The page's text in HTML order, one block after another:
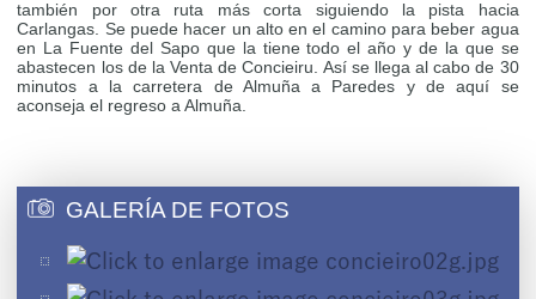
también por otra ruta más corta siguiendo la pista hacia
Carlangas. Se puede hacer un alto en el camino para beber agua
en La Fuente del Sapo que la tiene todo el año y de la que se
abastecen los de la Venta de Concieiru. Así se llega al cabo de 30
minutos a la carretera de Almuña a Paredes y de aquí se
aconseja el regreso a Almuña.
GALERÍA DE FOTOS